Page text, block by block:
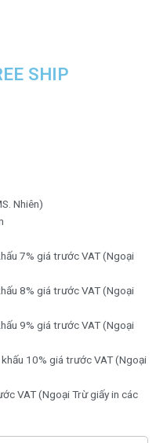
SHIP
Nhiên)
7% giá trước VAT (Ngoại
8% giá trước VAT (Ngoại
9% giá trước VAT (Ngoại
10% giá trước VAT (Ngoại
VAT (Ngoại Trừ giấy in các